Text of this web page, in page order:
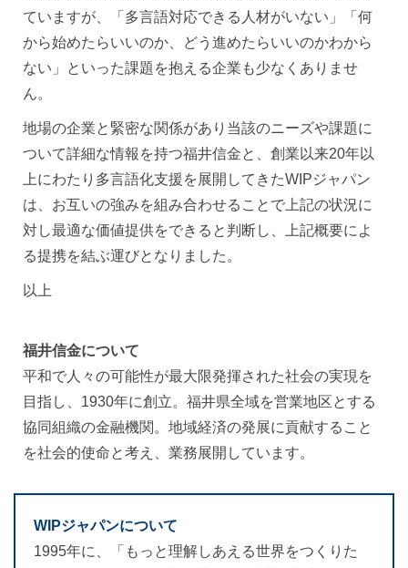
ていますが、「多言語対応できる人材がいない」「何
から始めたらいいのか、どう進めたらいいのかわから
ない」といった課題を抱える企業も少なくありませ
ん。
地場の企業と緊密な関係があり当該のニーズや課題に
ついて詳細な情報を持つ福井信金と、創業以来20年以
上にわたり多言語化支援を展開してきたWIPジャパン
は、お互いの強みを組み合わせることで上記の状況に
対し最適な価値提供をできると判断し、上記概要によ
る提携を結ぶ運びとなりました。
以上
福井信金について
平和で人々の可能性が最大限発揮された社会の実現を
目指し、1930年に創立。福井県全域を営業地区とする
協同組織の金融機関。地域経済の発展に貢献すること
を社会的使命と考え、業務展開しています。
WIPジャパンについて
1995年に、「もっと理解しあえる世界をつくりた